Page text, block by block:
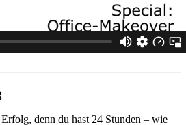
denn du hast 24 Stunden – wie